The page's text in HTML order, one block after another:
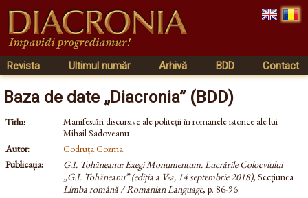
Revista Ultimul număr Arhivă BDD Contact
Baza de date „Diacronia” (BDD)
Titlu:
Manifestări discursive ale politeţii în romanele istorice ale lui
Mihail Sadoveanu
Autor:
Codruța Cozma
Publicația:
G.I. Tohăneanu: Exegi Monumentum. Lucrările Colocviului
„G.I. Tohăneanu” (ediţia a V-a, 14 septembrie 2018), Secțiunea
Limba română / Romanian Language, p. 86-96